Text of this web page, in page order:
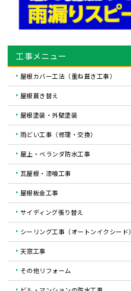
工事メニュー
屋根カバー工法（重ね葺き工事）
屋根葺き替え
屋根塗装・外壁塗装
雨どい工事（修理・交換）
屋上・ベランダ防水工事
瓦屋根・漆喰工事
屋根板金工事
サイディング張り替え
シーリング工事（オートンイクシード）
天窓工事
その他リフォーム